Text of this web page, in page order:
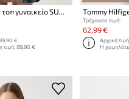
€
τιμή:89,90 €
Τρέχουσα τιμή:
62,99 €
Αρχική
Η